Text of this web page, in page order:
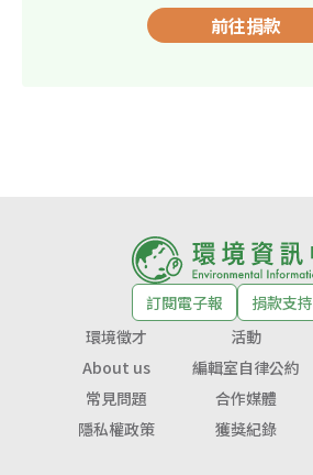
前往捐款
訂閱電子報
捐款支持
環境徵才
活動
About us
編輯室自律公約
常見問題
合作媒體
隱私權政策
獲獎紀錄